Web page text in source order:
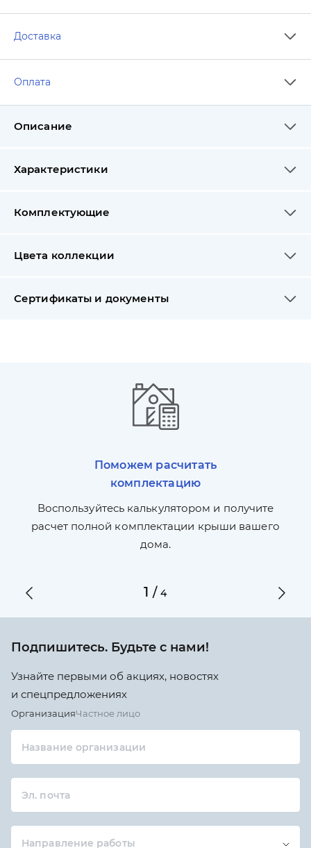
Доставка
Оплата
Описание
Характеристики
Комплектующие
Цвета коллекции
Сертификаты и документы
Поможем расчитать
комплектацию
Воспользуйтесь калькулятором и получите
расчет полной комплектации крыши вашего
дома.
1 /4
Подпишитесь. Будьте с нами!
Узнайте первыми об акциях, новостях
и спецпредложениях
ОрганизацияЧастное лицо
Название организации
Эл. почта
Направление работы